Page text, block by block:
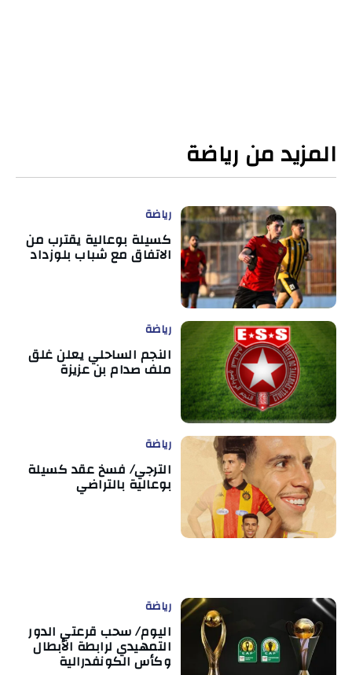
المزيد من رياضة
رياضة
كسيلة بوعالية يقترب من
الاتفاق مع شباب بلوزداد
رياضة
النجم الساحلي يعلن غلق
ملف صدام بن عزيزة
رياضة
الترجي/ فسخ عقد كسيلة
بوعالية بالتراضي
رياضة
اليوم/ سحب قرعتي الدور
التمهيدي لرابطة الأبطال
وكأس الكونفدرالية